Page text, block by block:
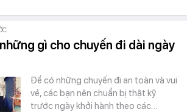
gì cho chuyến đi dài ngày
Để có những chuyến đi an toàn và vui
vẻ, các bạn nên chuẩn bị thật kỹ
trước ngày khởi hành theo các…